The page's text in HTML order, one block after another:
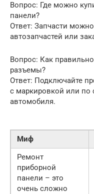
Вопрос: Где можно
панели?
Ответ: Запчасти
автозапчастей или
Вопрос: Как
разъемы?
Ответ: Подключайте
с маркировкой или по
автомобиля.
Миф
Ремонт
приборной
панели – это
очень сложно